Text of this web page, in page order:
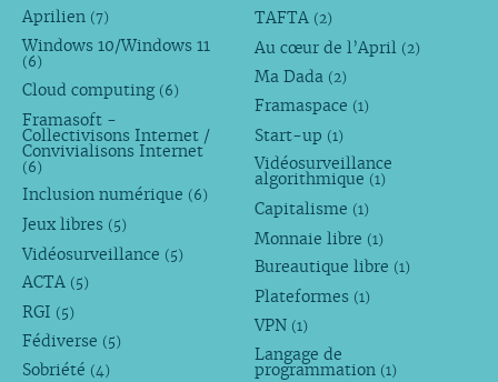
Aprilien (7)
Windows 10/Windows 11
(6)
Cloud computing (6)
Framasoft -
Collectivisons Internet /
Convivialisons Internet
(6)
Inclusion numérique (6)
Jeux libres (5)
Vidéosurveillance (5)
ACTA (5)
RGI (5)
Fédiverse (5)
Sobriété (4)
TAFTA (2)
Au cœur de l’April (2)
Ma Dada (2)
Framaspace (1)
Start-up (1)
Vidéosurveillance
algorithmique (1)
Capitalisme (1)
Monnaie libre (1)
Bureautique libre (1)
Plateformes (1)
VPN (1)
Langage de
programmation (1)